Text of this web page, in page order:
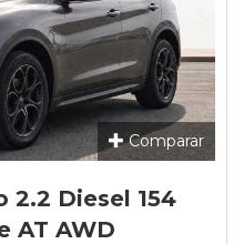
Comparar
2.2 Diesel 154
AT AWD